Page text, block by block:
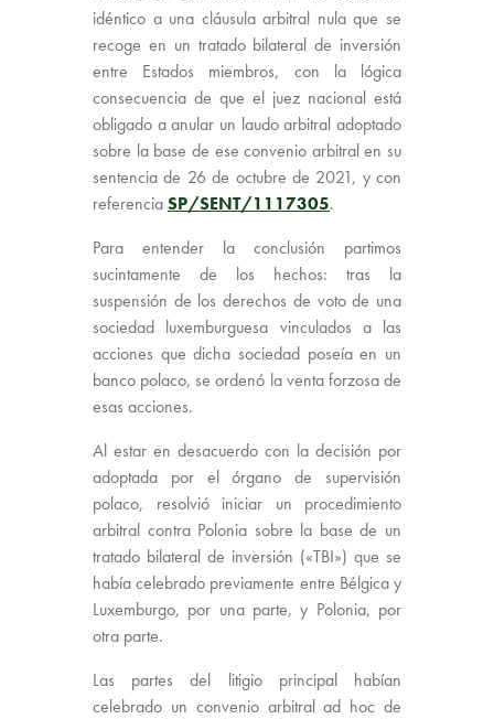
idéntico a una cláusula arbitral nula que se
recoge en un tratado bilateral de inversión
entre Estados miembros, con la lógica
consecuencia de que el juez nacional está
obligado a anular un laudo arbitral adoptado
sobre la base de ese convenio arbitral en su
sentencia de 26 de octubre de 2021, y con
referenciaSP/SENT/1117305.
Para entender la conclusión partimos
sucintamente de los hechos: tras la
suspensión de los derechos de voto de una
sociedad luxemburguesa vinculados a las
acciones que dicha sociedad poseía en un
banco polaco, se ordenó la venta forzosa de
esas acciones.
Al estar en desacuerdo con la decisión por
adoptada por el órgano de supervisión
polaco, resolvió iniciar un procedimiento
arbitral contra Polonia sobre la base de un
tratado bilateral de inversión («TBI») que se
había celebrado previamente entre Bélgica y
Luxemburgo, por una parte, y Polonia, por
otra parte.
Las partes del litigio principal habían
celebrado un convenio arbitral ad hoc de